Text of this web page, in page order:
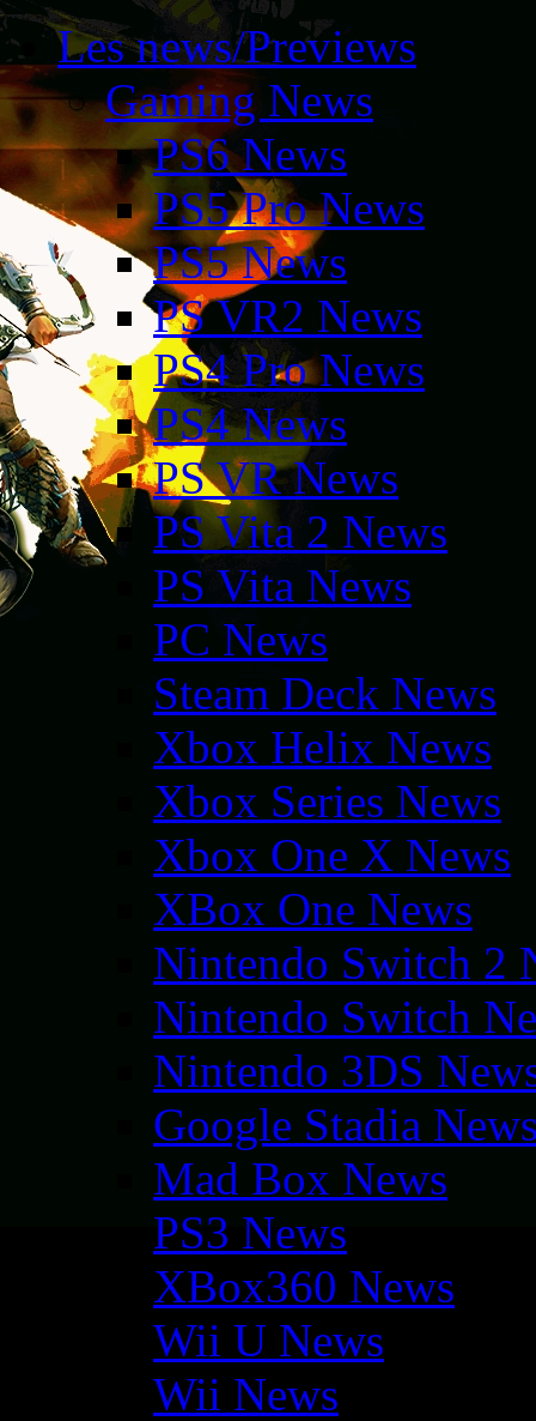
Les news/Previews
Gaming News
PS6 News
PS5 Pro News
PS5 News
PS VR2 News
PS4 Pro News
PS4 News
PS VR News
PS Vita 2 News
PS Vita News
PC News
Steam Deck News
Xbox Helix News
Xbox Series News
Xbox One X News
XBox One News
Nintendo Switch 2
Nintendo Switch
Nintendo 3DS
Google Stadia
Mad Box News
PS3 News
XBox360 News
Wii U News
Wii News